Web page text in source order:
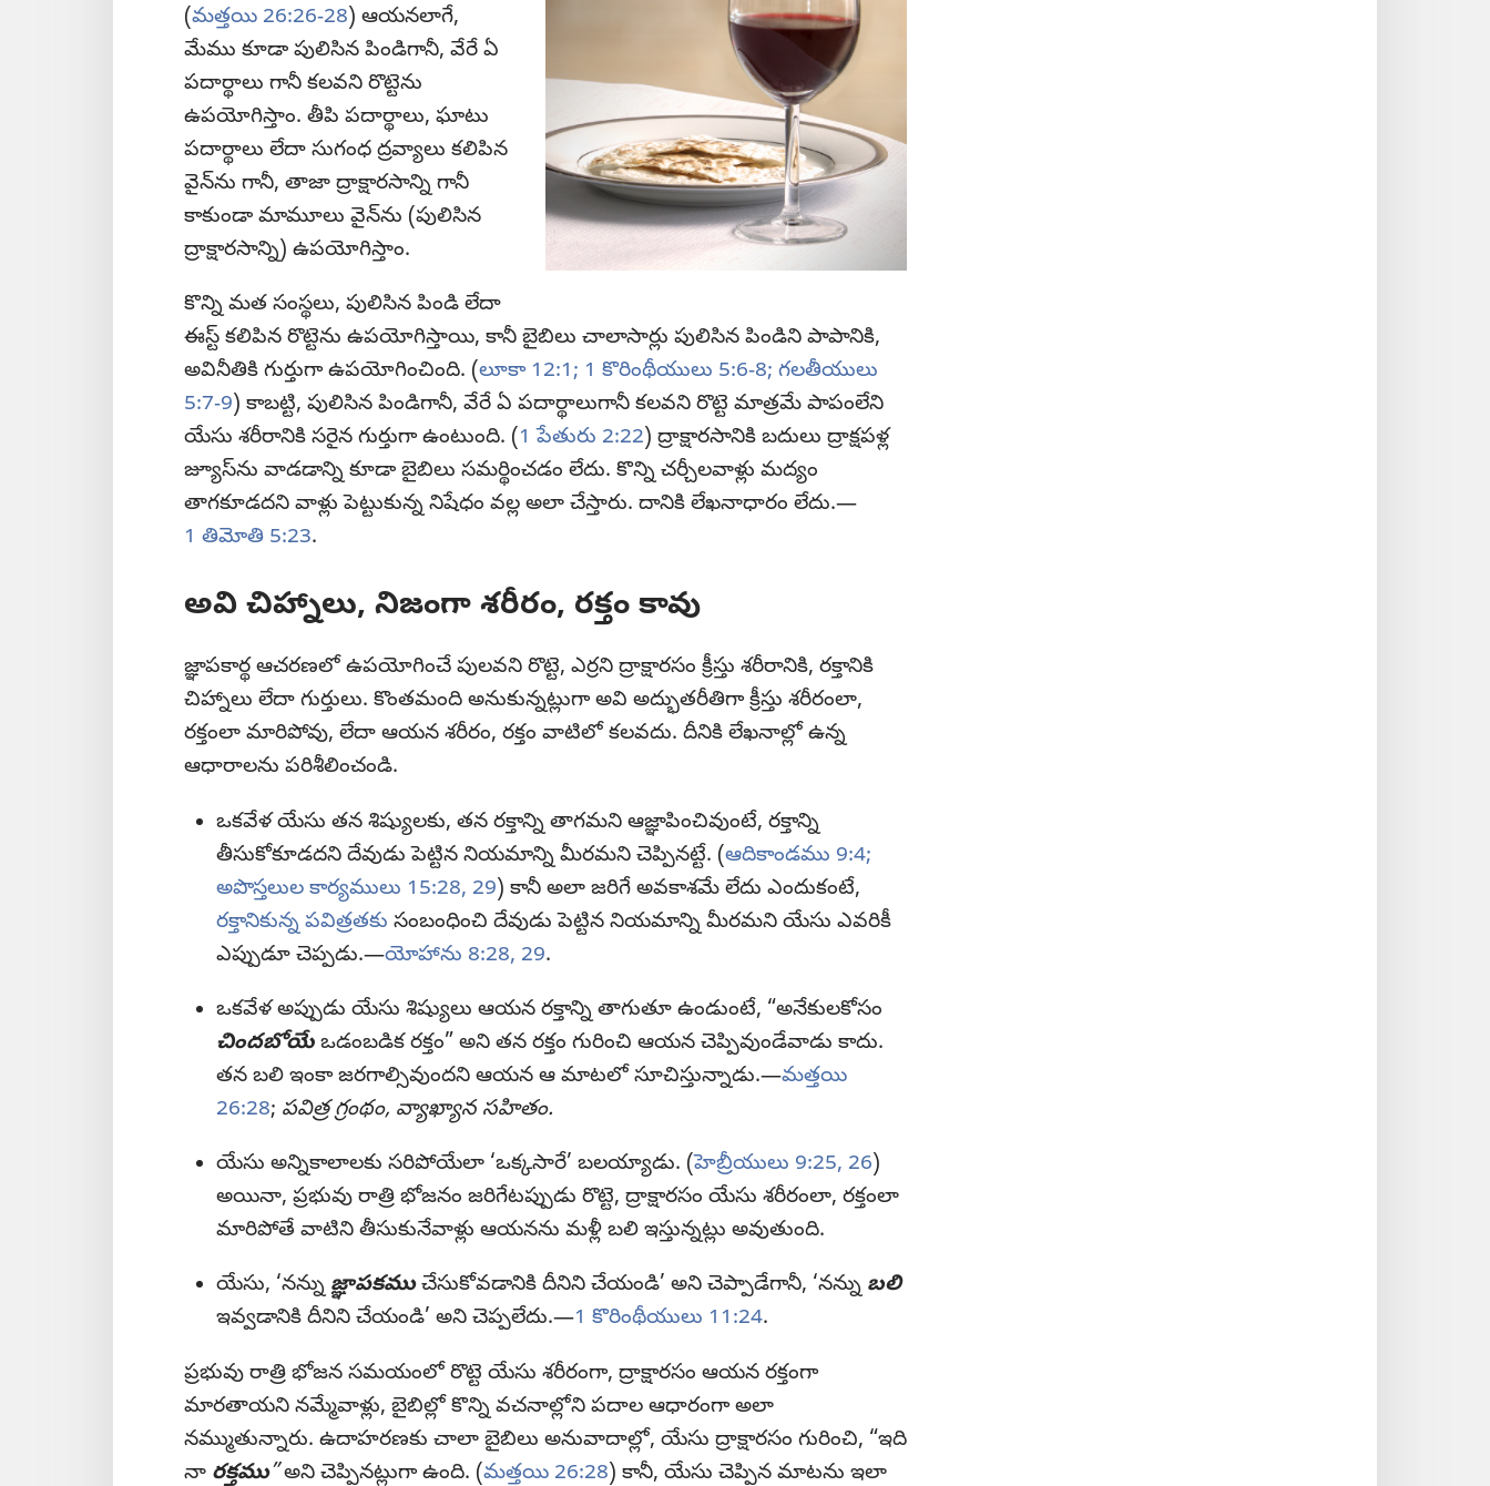
(మత్తయి 26:26-28) ఆయనలాగే,
మేము కూడా పులిసిన పిండిగానీ, వేరే ఏ
పదార్థాలు గానీ కలవని రొట్టెను
ఉపయోగిస్తాం. తీపి పదార్థాలు, ఘాటు
పదార్థాలు లేదా సుగంధ ద్రవ్యాలు కలిపిన
వైన్‌ను గానీ, తాజా ద్రాక్షారసాన్ని గానీ
కాకుండా మామూలు వైన్‌ను (పులిసిన
ద్రాక్షారసాన్ని) ఉపయోగిస్తాం.
కొన్ని మత సంస్థలు, పులిసిన పిండి లేదా
ఈస్ట్‌ కలిపిన రొట్టెను ఉపయోగిస్తాయి, కానీ బైబిలు చాలాసార్లు పులిసిన పిండిని పాపానికి,
అవినీతికి గుర్తుగా ఉపయోగించింది. (లూకా 12:1; 1 కొరింథీయులు 5:6-8; గలతీయులు
5:7-9) కాబట్టి, పులిసిన పిండిగానీ, వేరే ఏ పదార్థాలుగానీ కలవని రొట్టె మాత్రమే పాపంలేని
యేసు శరీరానికి సరైన గుర్తుగా ఉంటుంది. (1 పేతురు 2:22) ద్రాక్షారసానికి బదులు ద్రాక్షపళ్ల
జ్యూస్‌ను వాడడాన్ని కూడా బైబిలు సమర్థించడం లేదు. కొన్ని చర్చీలవాళ్లు మద్యం
తాగకూడదని వాళ్లు పెట్టుకున్న నిషేధం వల్ల అలా చేస్తారు. దానికి లేఖనాధారం లేదు.—
1 తిమోతి 5:23.
అవి చిహ్నాలు, నిజంగా శరీరం, రక్తం కావు
జ్ఞాపకార్థ ఆచరణలో ఉపయోగించే పులవని రొట్టె, ఎర్రని ద్రాక్షారసం క్రీస్తు శరీరానికి, రక్తానికి
చిహ్నాలు లేదా గుర్తులు. కొంతమంది అనుకున్నట్లుగా అవి అద్భుతరీతిగా క్రీస్తు శరీరంలా,
రక్తంలా మారిపోవు, లేదా ఆయన శరీరం, రక్తం వాటిలో కలవదు. దీనికి లేఖనాల్లో ఉన్న
ఆధారాలను పరిశీలించండి.
ఒకవేళ యేసు తన శిష్యులకు, తన రక్తాన్ని తాగమని ఆజ్ఞాపించివుంటే, రక్తాన్ని
తీసుకోకూడదని దేవుడు పెట్టిన నియమాన్ని మీరమని చెప్పినట్టే. (ఆదికాండము 9:4;
అపొస్తలుల కార్యములు 15:28, 29) కానీ అలా జరిగే అవకాశమే లేదు ఎందుకంటే,
రక్తానికున్న పవిత్రతకు సంబంధించి దేవుడు పెట్టిన నియమాన్ని మీరమని యేసు ఎవరికీ
ఎప్పుడూ చెప్పడు.—యోహాను 8:28, 29.
ఒకవేళ అప్పుడు యేసు శిష్యులు ఆయన రక్తాన్ని తాగుతూ ఉండుంటే, “అనేకులకోసం
చిందబోయేఒడంబడిక రక్తం” అని తన రక్తం గురించి ఆయన చెప్పివుండేవాడు కాదు.
తన బలి ఇంకా జరగాల్సివుందని ఆయన ఆ మాటలో సూచిస్తున్నాడు.—మత్తయి
26:28; పవిత్ర గ్రంథం, వ్యాఖ్యాన సహితం.
యేసు అన్నికాలాలకు సరిపోయేలా ‘ఒక్కసారే’ బలయ్యాడు. (హెబ్రీయులు 9:25, 26)
అయినా, ప్రభువు రాత్రి భోజనం జరిగేటప్పుడు రొట్టె, ద్రాక్షారసం యేసు శరీరంలా, రక్తంలా
మారిపోతే వాటిని తీసుకునేవాళ్లు ఆయనను మళ్లీ బలి ఇస్తున్నట్లు అవుతుంది.
యేసు, ‘నన్ను జ్ఞాపకముచేసుకోవడానికి దీనిని చేయండి’ అని చెప్పాడేగానీ, ‘నన్ను బలి
ఇవ్వడానికి దీనిని చేయండి’ అని చెప్పలేదు.—1 కొరింథీయులు 11:24.
ప్రభువు రాత్రి భోజన సమయంలో రొట్టె యేసు శరీరంగా, ద్రాక్షారసం ఆయన రక్తంగా
మారతాయని నమ్మేవాళ్లు, బైబిల్లో కొన్ని వచనాల్లోని పదాల ఆధారంగా అలా
నమ్ముతున్నారు. ఉదాహరణకు చాలా బైబిలు అనువాదాల్లో, యేసు ద్రాక్షారసం గురించి, “ఇది
నా రక్తము”అని చెప్పినట్లుగా ఉంది. (మత్తయి 26:28) కానీ, యేసు చెప్పిన మాటను ఇలా